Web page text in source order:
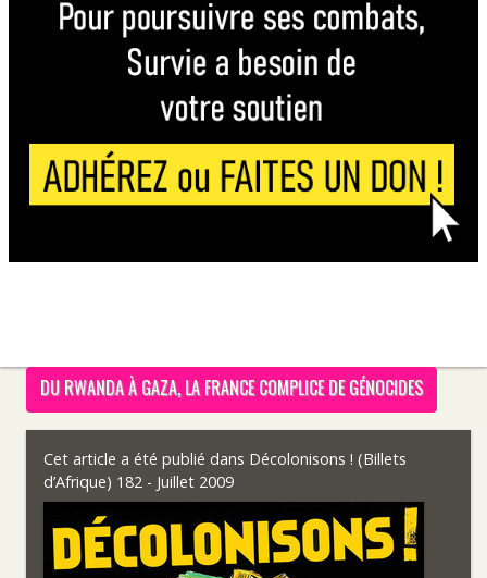
DU RWANDA À GAZA, LA FRANCE COMPLICE DE GÉNOCIDES
Cet article a été publié dans Décolonisons ! (Billets
d’Afrique) 182 - Juillet 2009